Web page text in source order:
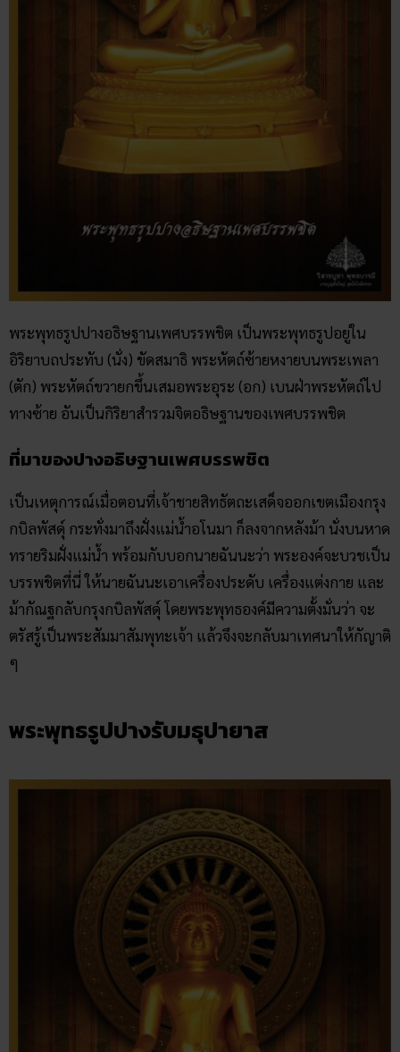
พระพุทธรูปปางอธิษฐานเพศบรรพชิต เป็นพระพุทธรูปอยู่ใน
อิริยาบถประทับ (นั่ง) ขัดสมาธิ พระหัตถ์ซ้ายหงายบนพระเพลา
(ตัก) พระหัตถ์ขวายกขึ้นเสมอพระอุระ (อก) เบนฝ่าพระหัตถ์ไป
ทางซ้าย อันเป็นกิริยาสำรวมจิตอธิษฐานของเพศบรรพชิต
ที่มาของปางอธิษฐานเพศบรรพชิต
เป็นเหตุการณ์เมื่อตอนที่เจ้าชายสิทธัตถะเสด็จออกเขตเมืองกรุง
กบิลพัสดุ์ กระทั่งมาถึงฝั่งแม่น้ำอโนมา ก็ลงจากหลังม้า นั่งบนหาด
ทรายริมฝั่งแม่น้ำ พร้อมกับบอกนายฉันนะว่า พระองค์จะบวชเป็น
บรรพชิตที่นี่ ให้นายฉันนะเอาเครื่องประดับ เครื่องแต่งกาย และ
ม้ากัณฐกลับกรุงกบิลพัสดุ์ โดยพระพุทธองค์มีความตั้งมั่นว่า จะ
ตรัสรู้เป็นพระสัมมาสัมพุทะเจ้า แล้วจึงจะกลับมาเทศนาให้กัญาติ
ๆ
พระพุทธรูปปางรับมธุปายาส